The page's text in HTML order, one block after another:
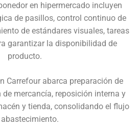
en hipermercado incluyen
de pasillos, control continuo de
de estándares visuales, tareas
garantizar la disponibilidad de
producto.
Carrefour abarca preparación de
mercancía, reposición interna y
y tienda, consolidando el flujo